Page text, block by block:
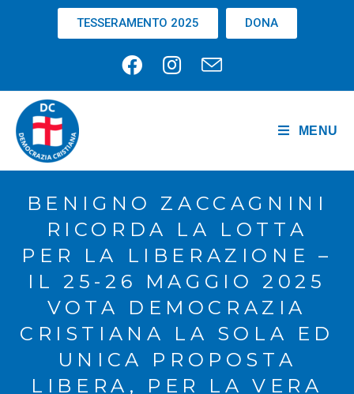
TESSERAMENTO 2025 DONA
MENU
BENIGNO ZACCAGNINI
RICORDA LA LOTTA
PER LA LIBERAZIONE –
IL 25-26 MAGGIO 2025
VOTA DEMOCRAZIA
CRISTIANA LA SOLA ED
UNICA PROPOSTA
LIBERA, PER LA VERA